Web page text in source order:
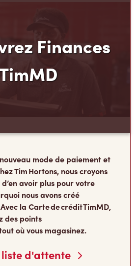
Finances
mode de paiement et
Tim Hortons, nous croyons
avoir plus pour votre
nous avons créé
la Carte de crédit TimMD,
des points
où vous magasinez.
d'attente